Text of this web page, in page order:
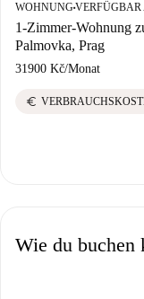
WOHNUNG■VERFÜGBAR
1-Zimmer-Wohnung
Palmovka, Prag
31900 Kč/Monat
euro
Wie du buchen